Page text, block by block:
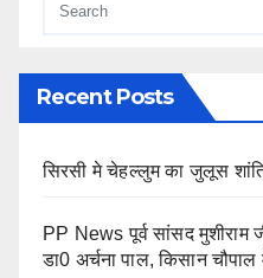
Recent Posts
सिरसी मे चेहल्लुम का जुलूस
PP News पूर्व सांसद मुशीराम
डा0 अर्चना पाल, किसान चौपाल